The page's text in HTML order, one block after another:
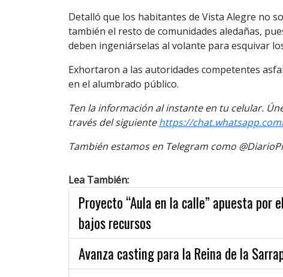
Detalló que los habitantes de Vista Alegre no
también el resto de comunidades aledañas,
deben ingeniárselas al volante para esquivar
Exhortaron a las autoridades competentes
en el alumbrado público.
Ten la información al instante en tu celular.
través del siguientehttps://
También estamos en Telegram como
Lea También:
Proyecto “Aula en la calle” apuesta por
bajos recursos
Avanza casting para la Reina de la